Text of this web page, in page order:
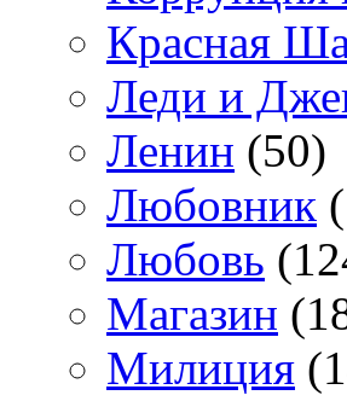
Красная
Леди и
Ленин (50)
Любовник
Любовь
Магазин
Милиция